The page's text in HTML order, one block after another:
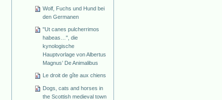
Wolf, Fuchs und Hund bei
den Germanen
"Ut canes pulcherrimos
habeas…", die
kynologische
Hauptvorlage von Albertus
Magnus’ De Animalibus
Le droit de gîte aux chiens
Dogs, cats and horses in
the Scottish medieval town